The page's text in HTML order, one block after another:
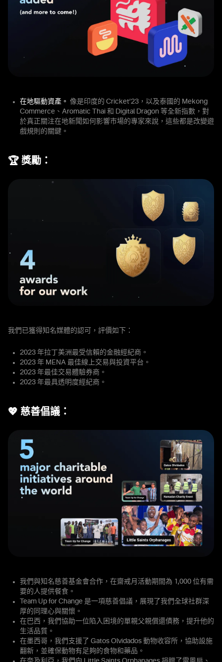
在地驅動資產。 像是印度的 Cricket’23，以及泰國的 Mekong
Commerce、Aromatic Thai 和 Digital Dragon 等全新指數，對
於真正關注在地新聞如何影響市場的專家來說，這些都是改變遊
戲規則的關鍵。
🏆 獎勵：
我們已獲得知名媒體的認可，評價如下：
2023 年拉丁美洲最受信賴的金融經紀商。
2023 年 MENA 最佳線上交易與投資平台。
2023 年最佳交易體驗券商。
2023 年最具透明度經紀商。
💖 慈善倡議：
我們與知名慈善基金會合作，在齋戒月活動期間為 1,000 位有需
要的人提供餐食。
Team Up for Change 是一項慈善倡議，展現了我們全球社群深
厚的同理心與關懷。
在巴西，我們協助一位陷入困境的單親父親償還債務，提升他的
生活品質。
在墨西哥，我們支援了 Gatos Olvidados 動物收容所，協助設施
翻新，並確保動物有足夠的食物和藥品。